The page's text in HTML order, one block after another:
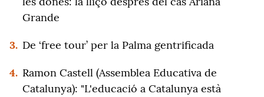
Grande
3. De ‘free tour’ per la Palma gentrificada
4. Ramon Castell (Assemblea Educativa de
Catalunya): "L'educació a Catalunya està